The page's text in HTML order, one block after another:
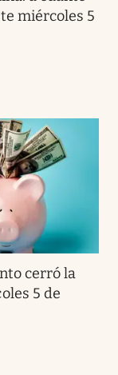
miércoles 5
cerró la
5 de